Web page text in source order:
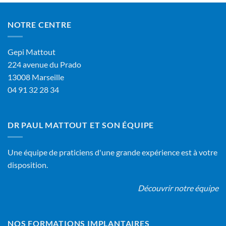
NOTRE CENTRE
Gepi Mattout
224 avenue du Prado
13008 Marseille
04 91 32 28 34
DR PAUL MATTOUT ET SON ÉQUIPE
Une équipe de praticiens d'une grande expérience est à votre
disposition.
Découvrir notre équipe
NOS FORMATIONS IMPLANTAIRES